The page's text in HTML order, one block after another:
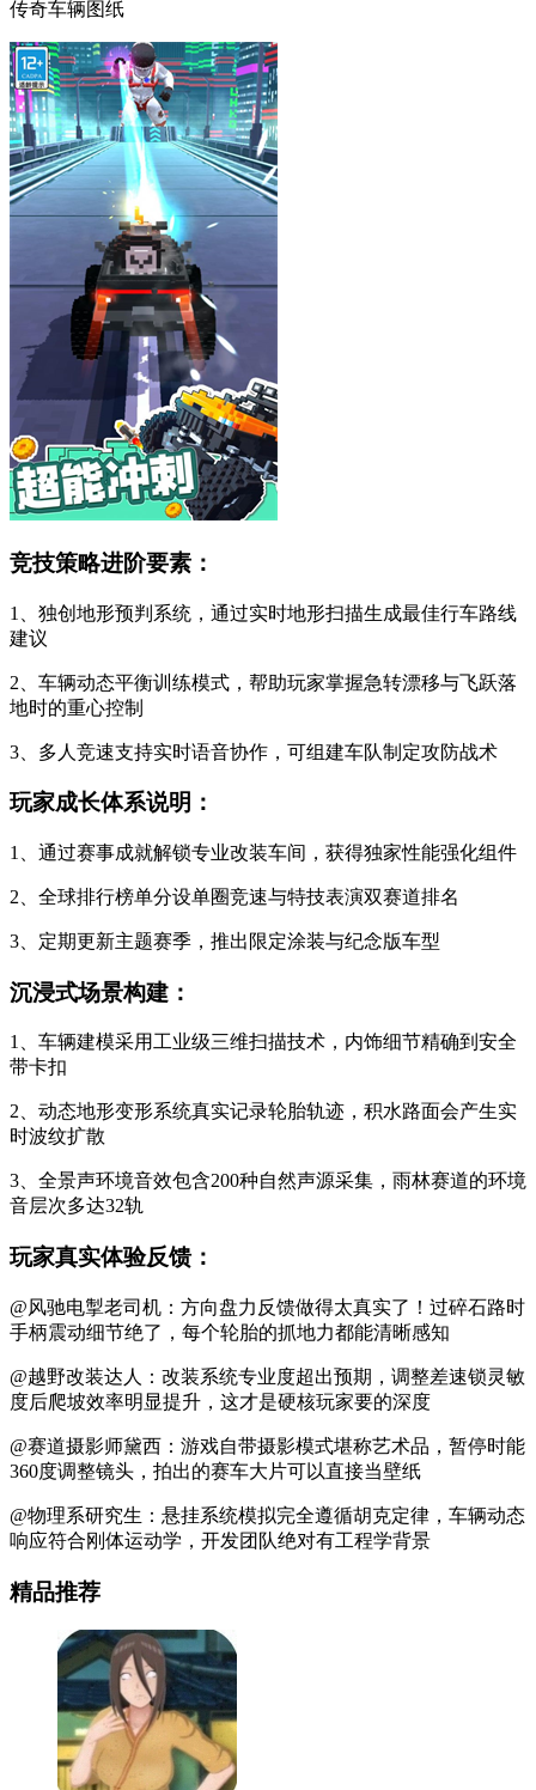
传奇车辆图纸
竞技策略进阶要素：
1、独创地形预判系统，通过实时地形扫描生成最佳行车路线
建议
2、车辆动态平衡训练模式，帮助玩家掌握急转漂移与飞跃落
地时的重心控制
3、多人竞速支持实时语音协作，可组建车队制定攻防战术
玩家成长体系说明：
1、通过赛事成就解锁专业改装车间，获得独家性能强化组件
2、全球排行榜单分设单圈竞速与特技表演双赛道排名
3、定期更新主题赛季，推出限定涂装与纪念版车型
沉浸式场景构建：
1、车辆建模采用工业级三维扫描技术，内饰细节精确到安全
带卡扣
2、动态地形变形系统真实记录轮胎轨迹，积水路面会产生实
时波纹扩散
3、全景声环境音效包含200种自然声源采集，雨林赛道的环境
音层次多达32轨
玩家真实体验反馈：
@风驰电掣老司机：方向盘力反馈做得太真实了！过碎石路时
手柄震动细节绝了，每个轮胎的抓地力都能清晰感知
@越野改装达人：改装系统专业度超出预期，调整差速锁灵敏
度后爬坡效率明显提升，这才是硬核玩家要的深度
@赛道摄影师黛西：游戏自带摄影模式堪称艺术品，暂停时能
360度调整镜头，拍出的赛车大片可以直接当壁纸
@物理系研究生：悬挂系统模拟完全遵循胡克定律，车辆动态
响应符合刚体运动学，开发团队绝对有工程学背景
精品推荐